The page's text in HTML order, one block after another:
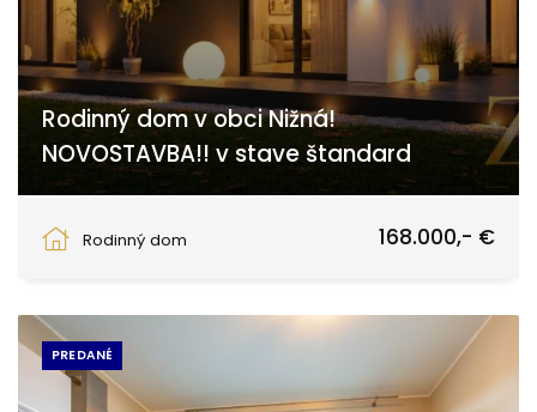
Rodinný dom v obci Nižná!
NOVOSTAVBA!! v stave štandard
Rodinný dom
168.000,- €
PREDANÉ